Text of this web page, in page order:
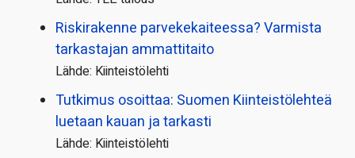
Riskirakenne parvekekaiteessa? Varmista
tarkastajan ammattitaito
Lähde: Kiinteistölehti
Tutkimus osoittaa: Suomen Kiinteistölehteä
luetaan kauan ja tarkasti
Lähde: Kiinteistölehti